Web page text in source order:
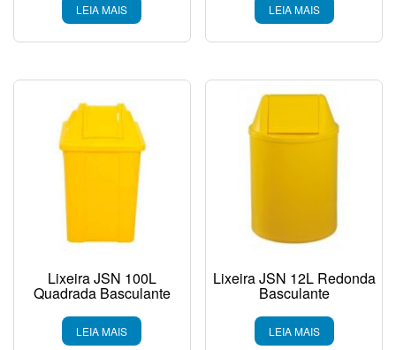
LEIA MAIS LEIA MAIS
Lixeira JSN 100L
Quadrada Basculante
LEIA MAIS
Lixeira JSN 12L Redonda
Basculante
LEIA MAIS